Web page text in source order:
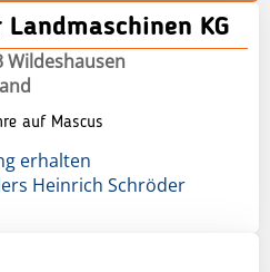
KG
Wildeshausen
auf Mascus
erhalten
Heinrich Schröder